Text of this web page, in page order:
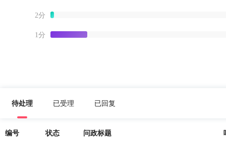
2分
1分
待处理 已受理 已回复
编号 状态 问政标题